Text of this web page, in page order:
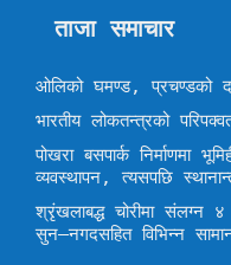
ताजा समाचार
ओलिको घमण्ड, प्रचण्डको
भारतीय लोकतन्त्रको
पोखरा बसपार्क निर्माणमा
व्यवस्थापन, त्यसपछि
श्रृंखलाबद्ध चोरीमा संलग्न
सुन–नगदसहित विभिन्न